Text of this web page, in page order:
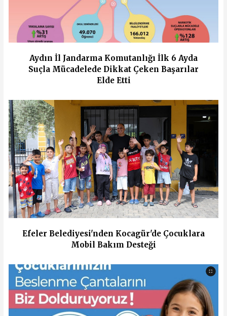
Aydın İl Jandarma Komutanlığı İlk 6 Ayda
Suçla Mücadelede Dikkat Çeken Başarılar
Elde Etti
Efeler Belediyesi'nden Kocagür'de Çocuklara
Mobil Bakım Desteği